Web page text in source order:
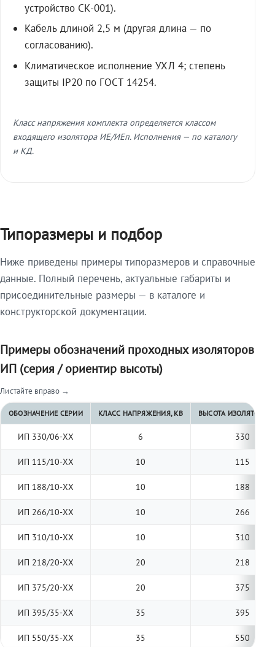
устройство СК-001).
Кабель длиной 2,5 м (другая длина — по
согласованию).
Климатическое исполнение УХЛ 4; степень
защиты IP20 по ГОСТ 14254.
Класс напряжения комплекта определяется классом
входящего изолятора ИЕ/ИЕп. Исполнения — по каталогу
и КД.
Типоразмеры и подбор
Ниже приведены примеры типоразмеров и справочные
данные. Полный перечень, актуальные габариты и
присоединительные размеры — в каталоге и
конструкторской документации.
Примеры обозначений проходных изоляторов
ИП (серия / ориентир высоты)
Листайте вправо →
ОБОЗНАЧЕНИЕ СЕРИИ КЛАСС НАПРЯЖЕНИЯ, КВ ВЫСОТА ИЗОЛЯТОРА,
ИП 330/06-ХХ 6 330
ИП 115/10-ХХ 10 115
ИП 188/10-ХХ 10 188
ИП 266/10-ХХ 10 266
ИП 310/10-ХХ 10 310
ИП 218/20-ХХ 20 218
ИП 375/20-ХХ 20 375
ИП 395/35-ХХ 35 395
ИП 550/35-ХХ 35 550